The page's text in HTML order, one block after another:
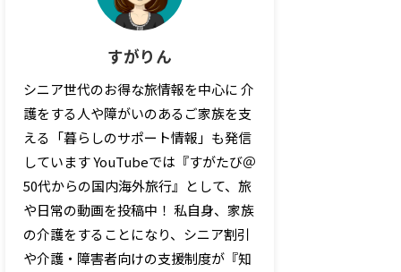
すがりん
シニア世代のお得な旅情報を中心に 介
護をする人や障がいのあるご家族を支
える「暮らしのサポート情報」も発信
しています YouTubeでは『すがたび＠
50代からの国内海外旅行』として、旅
や日常の動画を投稿中！ 私自身、家族
の介護をすることになり、シニア割引
や介護・障害者向けの支援制度が『知